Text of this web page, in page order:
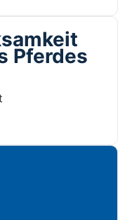
Pferdes